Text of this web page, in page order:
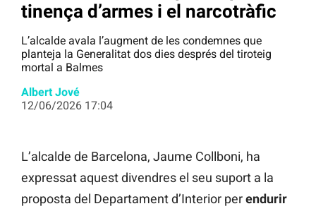
tinença d’armes i el narcotràfic
L’alcalde avala l’augment de les condemnes que
planteja la Generalitat dos dies després del tiroteig
mortal a Balmes
Albert Jové
12/06/2026 17:04
L’alcalde de Barcelona, Jaume Collboni, ha
expressat aquest divendres el seu suport a la
proposta del Departament d’Interior perendurir